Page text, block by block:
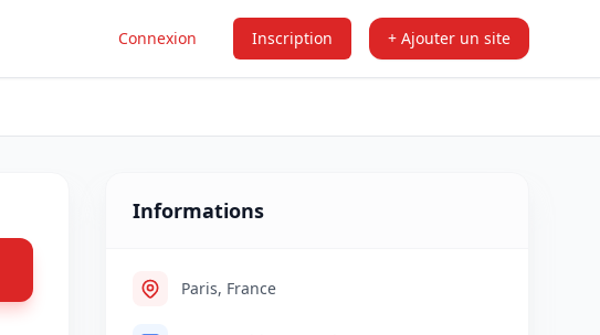
Connexion Inscription + Ajouter un site
Informations
Paris, France